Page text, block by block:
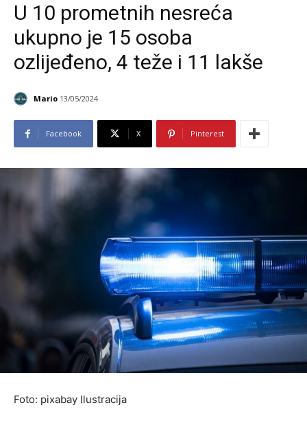
U 10 prometnih nesreća
ukupno je 15 osoba
ozlijeđeno, 4 teže i 11 lakše
Mario 13/05/2024
Facebook X Pinterest
Foto: pixabay Ilustracija